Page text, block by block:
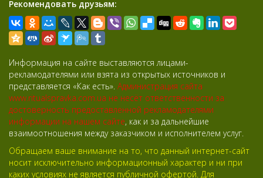
Рекомендовать друзьям:
Информация на сайте выставляются лицами-
рекламодателями или взята из открытых источников и
представляется «Как есть». Администрация сайта
www.ritualspravka.com.ua не несёт ответственности за
достоверность предоставленной рекламодателями
информации на нашем сайте, как и за дальнейшие
взаимоотношения между заказчиком и исполнителем услуг.
Обращаем ваше внимание на то, что данный интернет-сайт
носит исключительно информационный характер и ни при
каких условиях не является публичной офертой. Для